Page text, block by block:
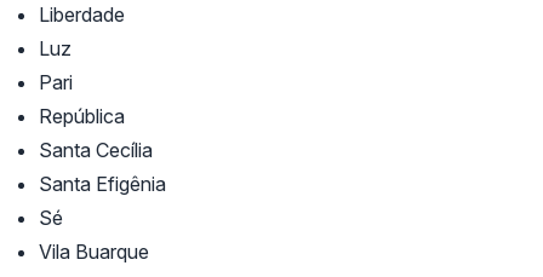
Liberdade
Luz
Pari
República
Santa Cecília
Santa Efigênia
Sé
Vila Buarque